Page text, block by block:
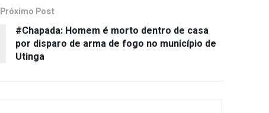
Próximo Post
#Chapada: Homem é morto dentro de casa
por disparo de arma de fogo no município de
Utinga